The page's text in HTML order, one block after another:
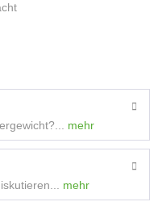
mehr
mehr